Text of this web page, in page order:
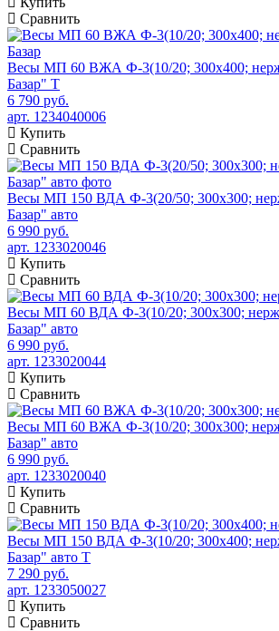
Сравнить
Весы МП 60 ВЖА Ф-3(10/20; 300х400;
Базар" Т
6 790 руб.
арт. 1234040006
Купить
Сравнить
Весы МП 150 ВДА Ф-3(20/50; 300х300;
Базар" авто
6 990 руб.
арт. 1233020046
Купить
Сравнить
Весы МП 60 ВДА Ф-3(10/20; 300х300;
Базар" авто
6 990 руб.
арт. 1233020044
Купить
Сравнить
Весы МП 60 ВЖА Ф-3(10/20; 300х300;
Базар" авто
6 990 руб.
арт. 1233020040
Купить
Сравнить
Весы МП 150 ВДА Ф-3(10/20; 300х400;
Базар" авто Т
7 290 руб.
арт. 1233050027
Купить
Сравнить